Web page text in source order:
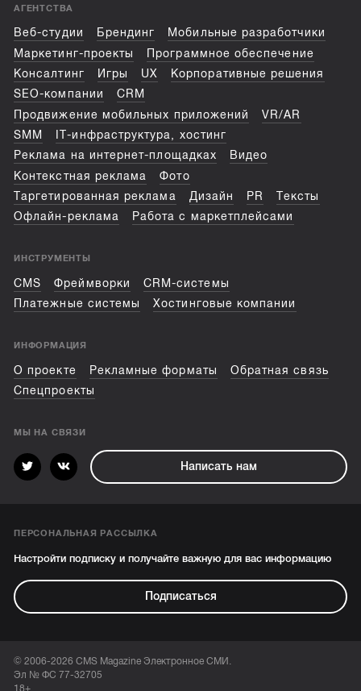
АГЕНТСТВА
Веб-студии Брендинг
Мобильные разработчики
Маркетинг-проекты
Программное обеспечение
Консалтинг
Игры UX
Корпоративные решения
SEO-компании
CRM
Продвижение мобильных приложений
VR/AR
SMM
IT-инфраструктура, хостинг
Реклама на интернет-площадках
Видео
Контекстная реклама
Фото
Таргетированная реклама
Дизайн PR
Тексты
Офлайн-реклама
Работа с маркетплейсами
ИНСТРУМЕНТЫ
CMS Фреймворки
CRM-системы
Платежные системы
Хостинговые компании
ИНФОРМАЦИЯ
О проекте Рекламные форматы
Обратная связь
Спецпроекты
МЫ НА СВЯЗИ
Написать нам
ПЕРСОНАЛЬНАЯ РАССЫЛКА
Настройти подписку и получайте важную для вас информацию
Подписаться
© 2006-2026 CMS Magazine Электронное СМИ.
Эл № ФС 77-32705
18+